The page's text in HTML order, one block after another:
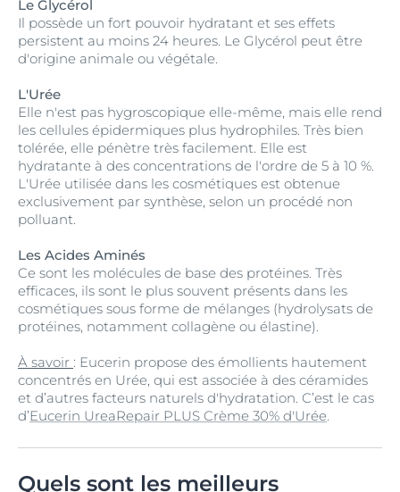
Le Glycérol
Il possède un fort pouvoir hydratant et ses effets
persistent au moins 24 heures. Le Glycérol peut être
d'origine animale ou végétale.
L'Urée
Elle n'est pas hygroscopique elle-même, mais elle rend
les cellules épidermiques plus hydrophiles. Très bien
tolérée, elle pénètre très facilement. Elle est
hydratante à des concentrations de l'ordre de 5 à 10 %.
L'Urée utilisée dans les cosmétiques est obtenue
exclusivement par synthèse, selon un procédé non
polluant.
Les Acides Aminés
Ce sont les molécules de base des protéines. Très
efficaces, ils sont le plus souvent présents dans les
cosmétiques sous forme de mélanges (hydrolysats de
protéines, notamment collagène ou élastine).
À savoir : Eucerin propose des émollients hautement
concentrés en Urée, qui est associée à des céramides
et d’autres facteurs naturels d'hydratation. C’est le cas
d’Eucerin UreaRepair PLUS Crème 30% d'Urée.
Quels sont les meilleurs